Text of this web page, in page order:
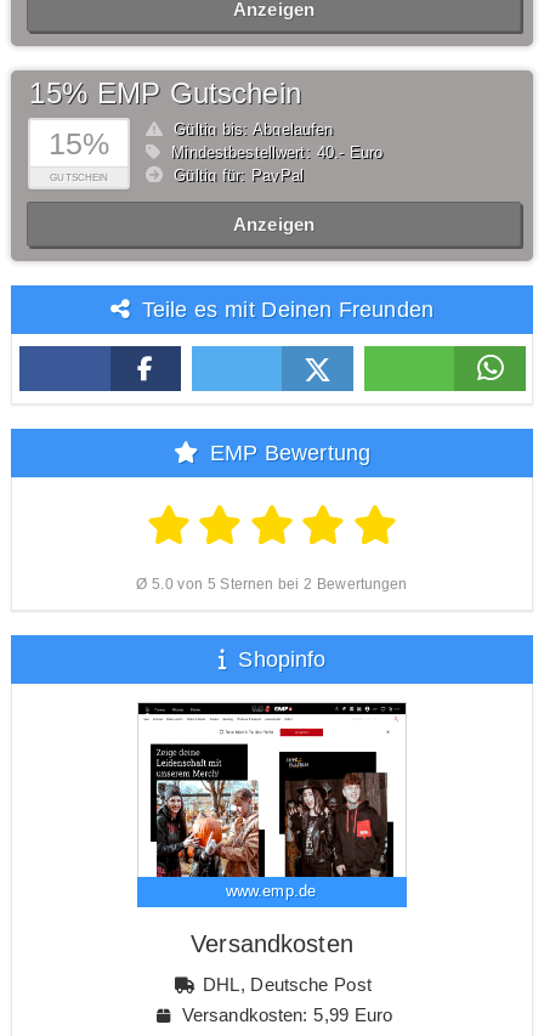
Anzeigen
15%
GUTSCHEIN
15% EMP Gutschein
Gültig bis: Abgelaufen
Mindestbestellwert: 40,- Euro
Gültig für: PayPal
Anzeigen
Teile es mit Deinen Freunden
EMP Bewertung
Ø 5.0 von 5 Sternen bei 2 Bewertungen
Shopinfo
www.emp.de
Versandkosten
DHL, Deutsche Post
Versandkosten: 5,99 Euro